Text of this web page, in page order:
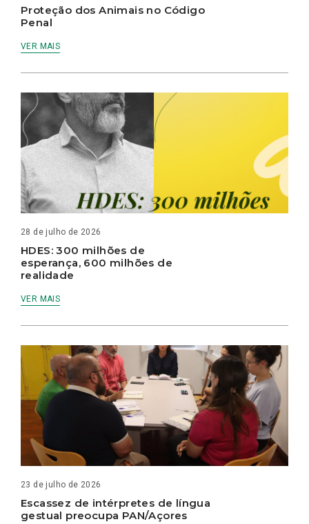
Proteção dos Animais no Código
Penal
VER MAIS
28 de julho de 2026
HDES: 300 milhões de
esperança, 600 milhões de
realidade
VER MAIS
23 de julho de 2026
Escassez de intérpretes de língua
gestual preocupa PAN/Açores